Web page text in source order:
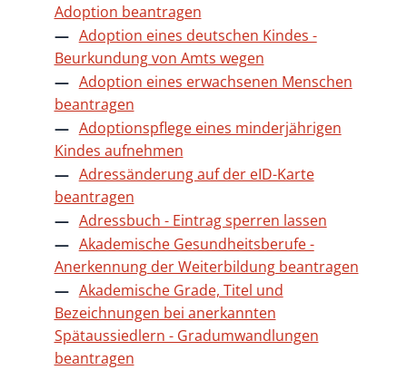
Adoption beantragen
Adoption eines deutschen Kindes -
Beurkundung von Amts wegen
Adoption eines erwachsenen Menschen
beantragen
Adoptionspflege eines minderjährigen
Kindes aufnehmen
Adressänderung auf der eID-Karte
beantragen
Adressbuch - Eintrag sperren lassen
Akademische Gesundheitsberufe -
Anerkennung der Weiterbildung beantragen
Akademische Grade, Titel und
Bezeichnungen bei anerkannten
Spätaussiedlern - Gradumwandlungen
beantragen